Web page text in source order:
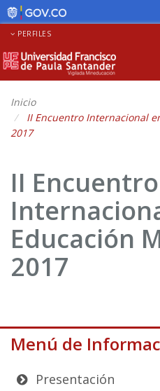
PERFILES
Inicio
II Encuentro Internacional
2017
II Encuentro
Educación
2017
Menú de
Presentación